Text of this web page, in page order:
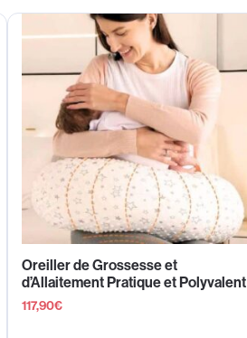
Oreiller de Grossesse et
d’Allaitement Pratique et Polyvalent
117,90€